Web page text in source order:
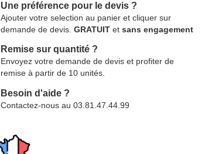
Une préférence pour le devis ?
Ajouter votre selection au panier et cliquer sur
demande de devis.GRATUIT etsans engagement
Remise sur quantité ?
Envoyez votre demande de devis et profiter de
remise à partir de 10 unités.
Besoin d'aide ?
Contactez-nous au 03.81.47.44.99